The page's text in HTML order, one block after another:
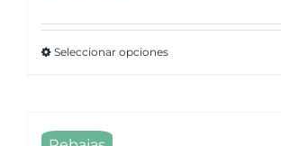
precios:
desde
Seleccionar opcionesEste